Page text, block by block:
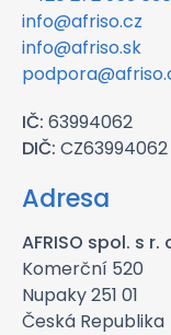
info@afriso.cz
info@afriso.sk
IČ: 63994062
DIČ: CZ63994062
Adresa
AFRISO spol. s r.
Komerční 520
Nupaky 251 01
Česká Republika